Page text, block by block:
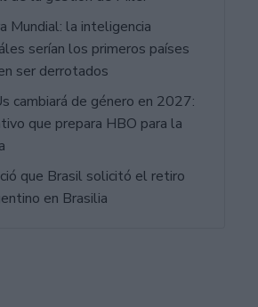
Mundial: la inteligencia
serían los primeros países
ser derrotados
cambiará de género en 2027:
que prepara HBO para la
que Brasil solicitó el retiro
en Brasilia